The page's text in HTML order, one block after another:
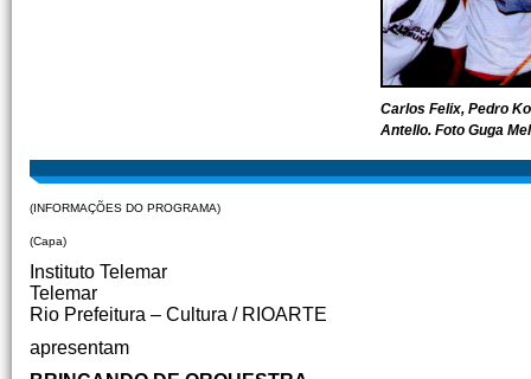
Carlos Felix, Pedro
Antello. Foto Guga
(INFORMAÇÕES DO PROGRAMA)
(Capa)
Instituto Telemar
Telemar
Rio Prefeitura – Cultura / RIOARTE
apresentam